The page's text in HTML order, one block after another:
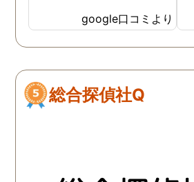
google口コミより
総合探偵社Q